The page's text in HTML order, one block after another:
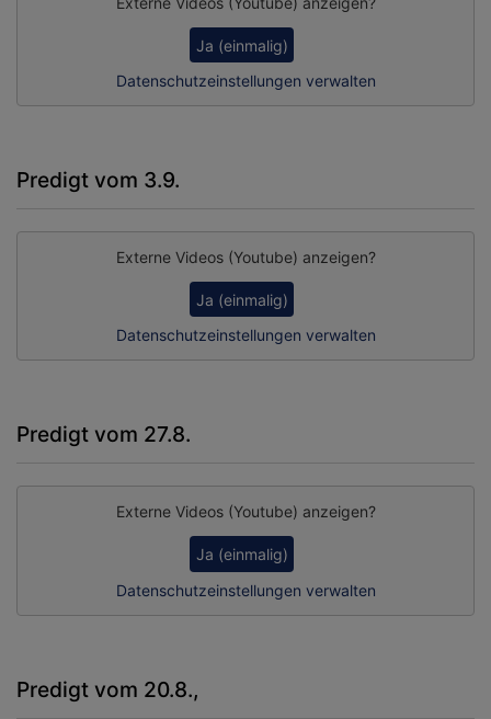
Ja (einmalig)
Datenschutzeinstellungen verwalten
Predigt vom 3.9.
Externe Videos (Youtube) anzeigen?
Ja (einmalig)
Datenschutzeinstellungen verwalten
Predigt vom 27.8.
Externe Videos (Youtube) anzeigen?
Ja (einmalig)
Datenschutzeinstellungen verwalten
Predigt vom 20.8.,